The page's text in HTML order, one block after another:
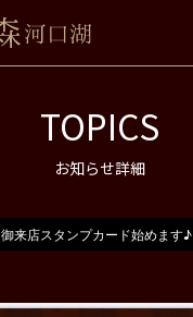
TOPICS
お知らせ詳細
御来店スタンプカード始めます♪